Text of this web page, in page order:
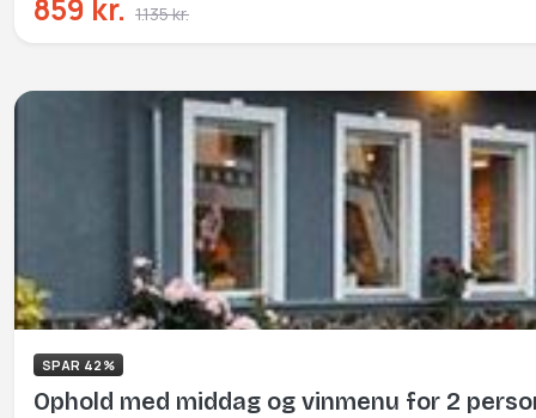
859 kr. 1.135 kr.
SPAR 42%
Ophold med middag og vinmenu for 2